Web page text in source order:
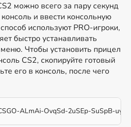
можно всего за пару секунд
и ввести консольную
используют PRO-игроки,
быстро устанавливать
Чтобы установить прицел
CS2, скопируйте готовый
его в консоль, после чего
ALmAi-OvqSd-2uSEp-SuSpB-